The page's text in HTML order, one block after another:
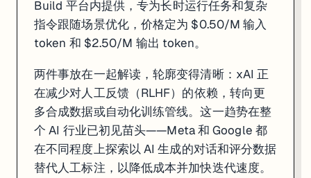
Build 平台内提供，专为长时运行任务和复杂
指令跟随场景优化，价格定为 $0.50/M 输入
token 和 $2.50/M 输出 token。
两件事放在一起解读，轮廓变得清晰：xAI 正
在减少对人工反馈（RLHF）的依赖，转向更
多合成数据或自动化训练管线。这一趋势在整
个 AI 行业已初见苗头——Meta 和 Google 都
在不同程度上探索以 AI 生成的对话和评分数据
替代人工标注，以降低成本并加快迭代速度。